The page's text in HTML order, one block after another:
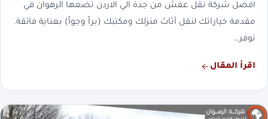
افضل شركة نقل عفش من جدة الي الاردن تضعها الرهوان في
مقدمة خياراتك لنقل أثاث منزلك ومكتبك (براً وجواً) بعناية فائقة.
نوفر…
اقرأ المقال